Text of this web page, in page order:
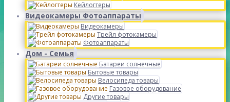
Кейлоггеры
Видеокамеры Фотоаппараты
Видеокамеры
Трейл фотокамеры
Фотоаппараты
Дом - Семья
Батареи солнечные
Бытовые товары
Велосипеда товары
Газовое оборудование
Другие товары